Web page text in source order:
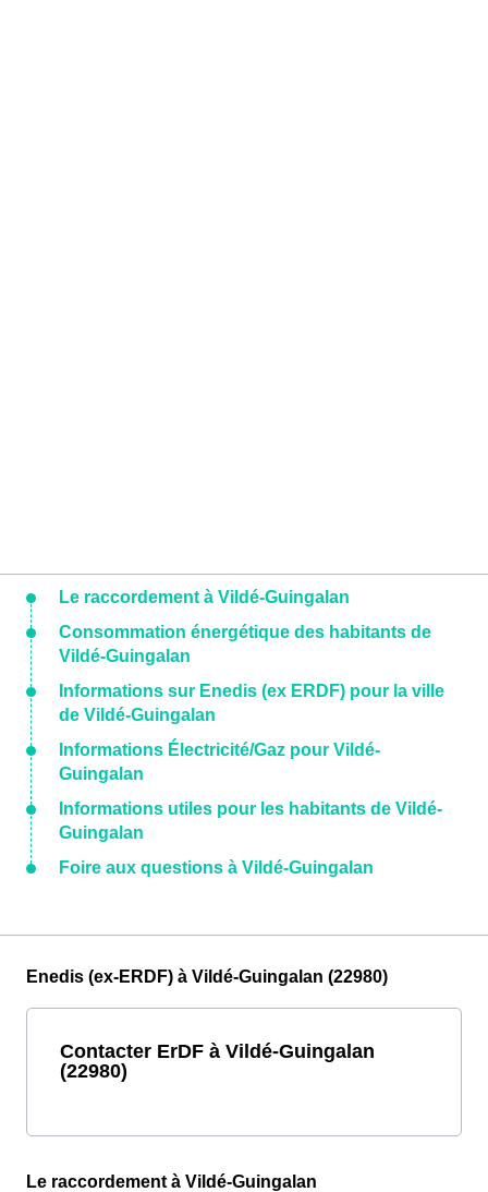
Le raccordement à Vildé-Guingalan
Consommation énergétique des habitants de
Vildé-Guingalan
Informations sur Enedis (ex ERDF) pour la ville
de Vildé-Guingalan
Informations Électricité/Gaz pour Vildé-
Guingalan
Informations utiles pour les habitants de Vildé-
Guingalan
Foire aux questions à Vildé-Guingalan
Enedis (ex-ERDF) à Vildé-Guingalan (22980)
Contacter ErDF à Vildé-Guingalan
(22980)
Le raccordement à Vildé-Guingalan